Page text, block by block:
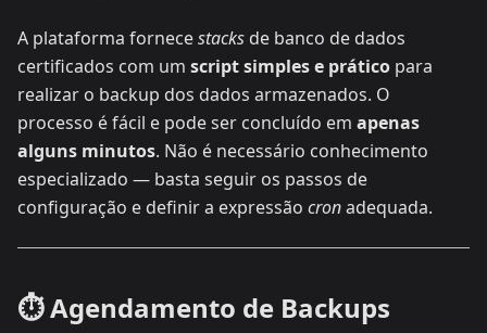
A plataforma fornecestacks de banco de dados
certificados com um script simples e prático para
realizar o backup dos dados armazenados. O
processo é fácil e pode ser concluído em apenas
alguns minutos. Não é necessário conhecimento
especializado — basta seguir os passos de
configuração e definir a expressão cronadequada.
⏱️ Agendamento de Backups